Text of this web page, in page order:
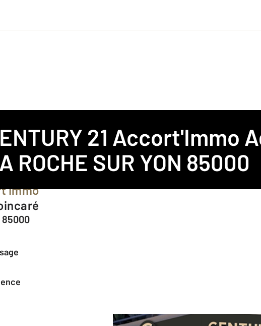
21 Accort'Immo
SUR YON 85000
YON
85000